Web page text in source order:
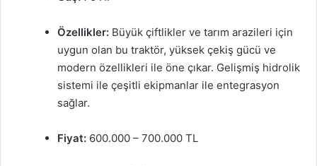
Özellikler: Büyük çiftlikler ve tarım arazileri için
uygun olan bu traktör, yüksek çekiş gücü ve
modern özellikleri ile öne çıkar. Gelişmiş hidrolik
sistemi ile çeşitli ekipmanlar ile entegrasyon
sağlar.
Fiyat: 600.000 – 700.000 TL